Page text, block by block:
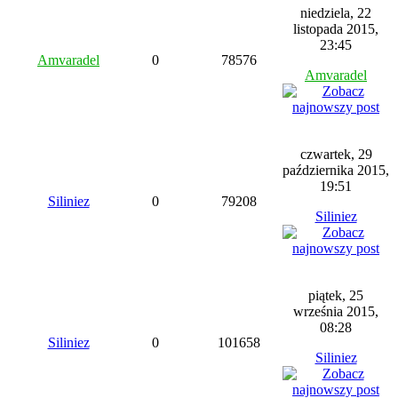
Amvaradel 0 78576
niedziela, 22
listopada 2015,
23:45
Amvaradel
Siliniez 0 79208
czwartek, 29
października 2015,
19:51
Siliniez
Siliniez 0 101658
piątek, 25
września 2015,
08:28
Siliniez